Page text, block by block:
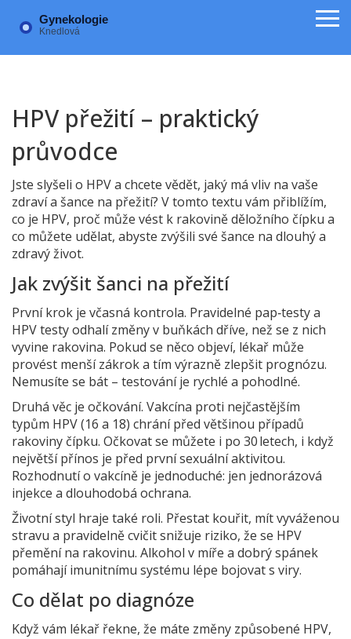
HPV přežití – praktický
průvodce
Jste slyšeli o HPV a chcete vědět, jaký má vliv na vaše
zdraví a šance na přežití? V tomto textu vám přiblížím,
co je HPV, proč může vést k rakovině děložního čípku a
co můžete udělat, abyste zvýšili své šance na dlouhý a
zdravý život.
Jak zvýšit šanci na přežití
První krok je včasná kontrola. Pravidelné pap‑testy a
HPV testy odhalí změny v buňkách dříve, než se z nich
vyvine rakovina. Pokud se něco objeví, lékař může
provést menší zákrok a tím výrazně zlepšit prognózu.
Nemusíte se bát – testování je rychlé a pohodlné.
Druhá věc je očkování. Vakcína proti nejčastějším
typům HPV (16 a 18) chrání před většinou případů
rakoviny čípku. Očkovat se můžete i po 30 letech, i když
největší přínos je před první sexuální aktivitou.
Rozhodnutí o vakcíně je jednoduché: jen jednorázová
injekce a dlouhodobá ochrana.
Životní styl hraje také roli. Přestat kouřit, mít vyváženou
stravu a pravidelně cvičit snižuje riziko, že se HPV
přemění na rakovinu. Alkohol v míře a dobrý spánek
pomáhají imunitnímu systému lépe bojovat s viry.
Co dělat po diagnóze
Když vám lékař řekne, že máte změny způsobené HPV,